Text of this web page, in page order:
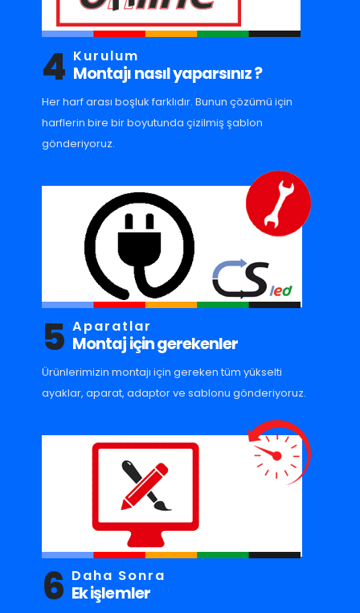
4 Kurulum
Montajı nasıl yaparsınız ?
Her harf arası boşluk farklıdır. Bunun çözümü için
harflerin bire bir boyutunda çizilmiş şablon
gönderiyoruz.
5 Aparatlar
Montaj için gerekenler
Ürünlerimizin montajı için gereken tüm yükselti
ayaklar, aparat, adaptor ve sablonu gönderiyoruz.
6 Daha Sonra
Ek işlemler